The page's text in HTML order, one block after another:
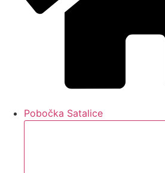
Pobočka Satalice